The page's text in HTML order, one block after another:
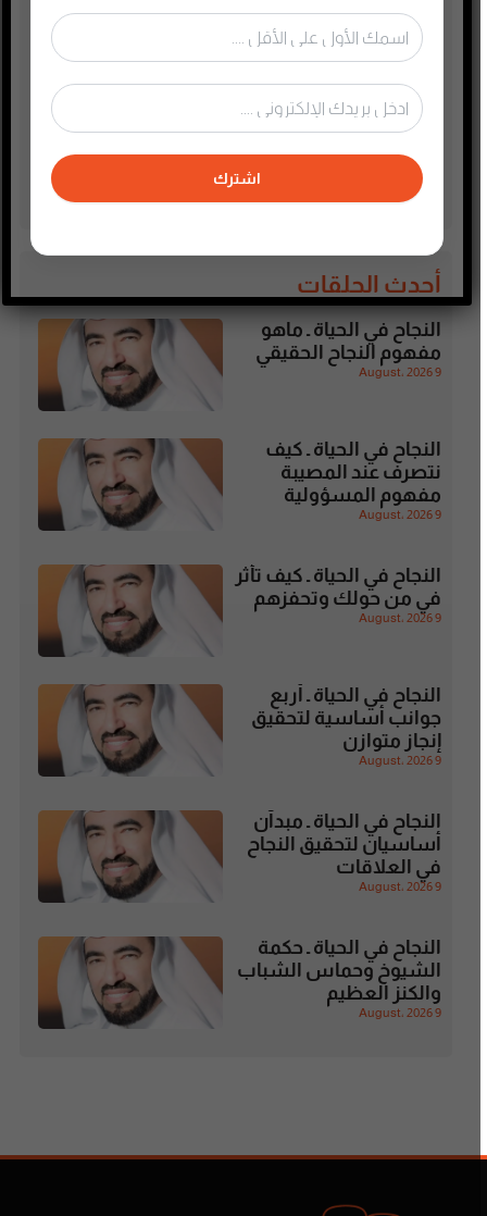
قصص صوتية للأطفال
قصص وحكايات وميثولوجيا
كتب وقراءة
موسيقى وسينما
هجرة وسياحة وسفر
هندسة وتصميم
أحدث الحلقات
النجاح في الحياة ـ ماهو
مفهوم النجاح الحقيقي
9 August، 2026
النجاح في الحياة ـ كيف
نتصرف عند المصيبة
مفهوم المسؤولية
9 August، 2026
النجاح في الحياة ـ كيف تأثر
في من حولك وتحفزهم
9 August، 2026
النجاح في الحياة ـ أربع
جوانب أساسية لتحقيق
إنجاز متوازن
9 August، 2026
النجاح في الحياة ـ مبدآن
أساسيان لتحقيق النجاح
في العلاقات
9 August، 2026
النجاح في الحياة ـ حكمة
الشيوخ وحماس الشباب
والكنز العظيم
9 August، 2026
اشترك